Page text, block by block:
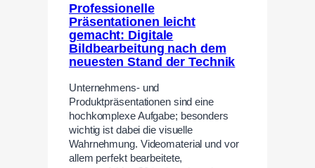
Professionelle
Präsentationen leicht
gemacht: Digitale
Bildbearbeitung nach dem
neuesten Stand der Technik
Unternehmens- und
Produktpräsentationen sind eine
hochkomplexe Aufgabe; besonders
wichtig ist dabei die visuelle
Wahrnehmung. Videomaterial und vor
allem perfekt bearbeitete,